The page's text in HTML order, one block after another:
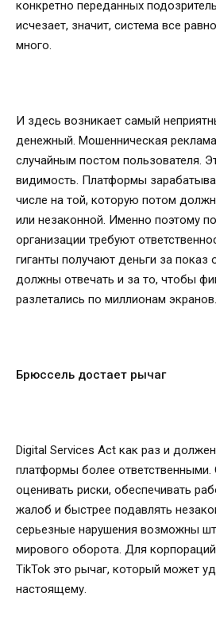
конкретно переданных
исчезает, значит, система все
много.
И здесь возникает самый
денежный. Мошенническая реклама
случайным постом пользователя.
видимость. Платформы
числе на той, которую потом
или незаконной. Именно поэтому
организации требуют
гиганты получают деньги за показ
должны отвечать и за то, чтобы
разлетались по миллионам экранов.
Брюссель достает рычаг
Digital Services Act как раз и
платформы более ответственными.
оценивать риски, обеспечивать
жалоб и быстрее подавлять
серьезные нарушения возможны
мирового оборота. Для
TikTok это рычаг, который может
настоящему.